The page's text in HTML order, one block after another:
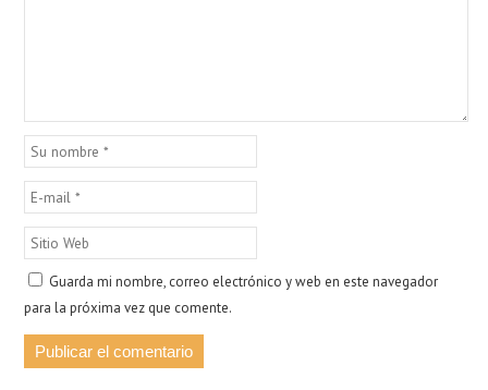
Guarda mi nombre, correo electrónico y web en este navegador
para la próxima vez que comente.